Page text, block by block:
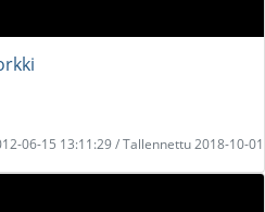
06-15 13:11:29 / Tallennettu 2018-10-01